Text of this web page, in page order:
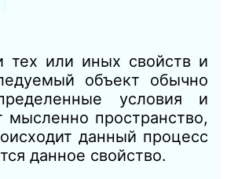
тех или иных свойств и
объект обычно
условия и
мысленно пространство,
данный процесс
данное свойство.